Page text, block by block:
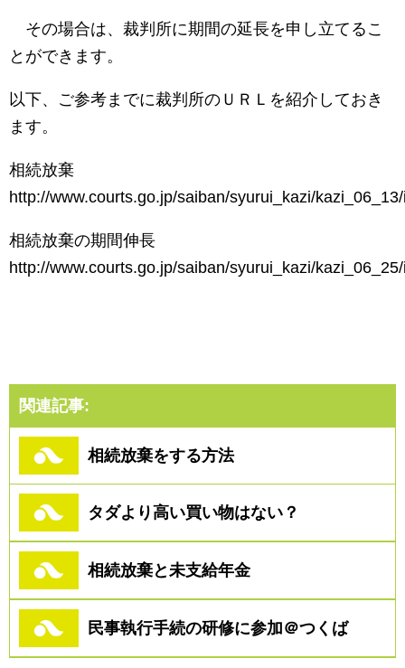
その場合は、裁判所に期間の延長を申し立てるこ
とができます。
以下、ご参考までに裁判所のＵＲＬを紹介しておき
ます。
相続放棄
http://www.courts.go.jp/saiban/syurui_kazi/
相続放棄の期間伸長
http://www.courts.go.jp/saiban/syurui_kazi/
関連記事:
相続放棄をする方法
タダより高い買い物はない？
相続放棄と未支給年金
民事執行手続の研修に参加＠つくば